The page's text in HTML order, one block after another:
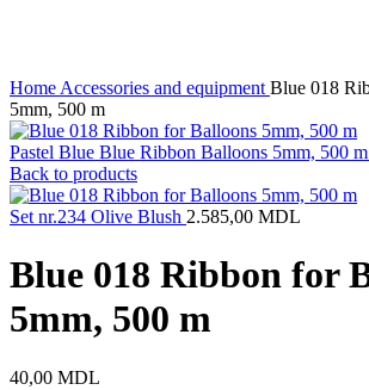
Home Accessories and equipment Blue 018
5mm, 500 m
Pastel Blue Blue Ribbon Balloons 5mm, 500 m
Back to products
Set nr.234 Olive Blush 2.585,00 MDL
Blue 018 Ribbon for
5mm, 500 m
40,00 MDL